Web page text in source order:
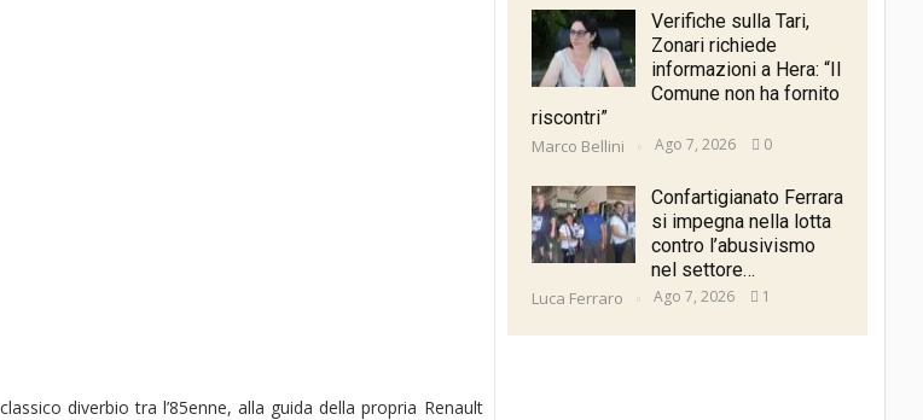
diverbio tra l’85enne, alla guida della propria Renault
Verifiche sulla Tari,
Zonari richiede
informazioni a Hera: “Il
Comune non ha fornito
riscontri”
Marco Bellini Ago 7, 2026 0
Confartigianato Ferrara
si impegna nella lotta
contro l’abusivismo
nel settore…
Luca Ferraro Ago 7, 2026 1